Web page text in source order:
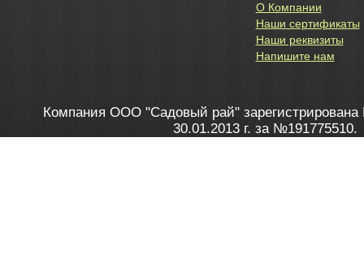
О Компании
Наши сертификаты
Наши реквизиты
Напишите нам
Компания ООО "Садовый рай" зарегистрирована
30.01.2013 г. за №191775510.